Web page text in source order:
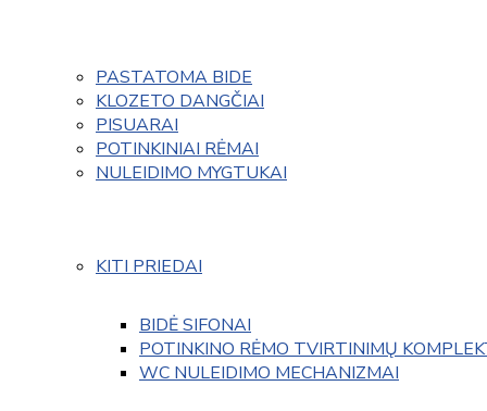
PASTATOMA BIDE
KLOZETO DANGČIAI
PISUARAI
POTINKINIAI RĖMAI
NULEIDIMO MYGTUKAI
KITI PRIEDAI
BIDĖ SIFONAI
POTINKINO RĖMO TVIRTINIMŲ
WC NULEIDIMO MECHANIZMAI